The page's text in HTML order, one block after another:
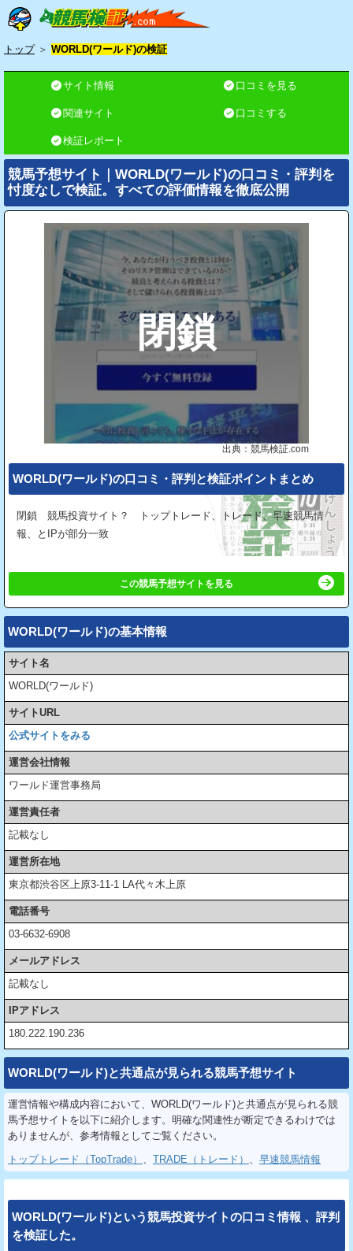
トップ ＞ WORLD(ワールド)の検証
サイト情報 口コミを見る
関連サイト 口コミする
検証レポート
競馬予想サイト｜WORLD(ワールド)の口コミ・評判を
忖度なしで検証。すべての評価情報を徹底公開
閉鎖
出典：競馬検証.com
WORLD(ワールド)の⼝コミ・評判と検証ポイントまとめ
閉鎖 競馬投資サイト？ トップトレード、トレード、早速競馬情
報、とIPが部分一致
この競馬予想サイトを見る
WORLD(ワールド)の基本情報
サイト名
WORLD(ワールド)
サイトURL
公式サイトをみる
運営会社情報
ワールド運営事務局
運営責任者
記載なし
運営所在地
東京都渋谷区上原3-11-1 LA代々木上原
電話番号
03-6632-6908
メールアドレス
記載なし
IPアドレス
180.222.190.236
WORLD(ワールド)と共通点が見られる競馬予想サイト
運営情報や構成内容において、WORLD(ワールド)と共通点が見られる競
馬予想サイトを以下に紹介します。明確な関連性が断定できるわけでは
ありませんが、参考情報としてご覧ください。
トップトレード（TopTrade）
TRADE（トレード） 早速競馬情報
WORLD(ワールド)という競馬投資サイトの口コミ情報 、 評判
を検証した。